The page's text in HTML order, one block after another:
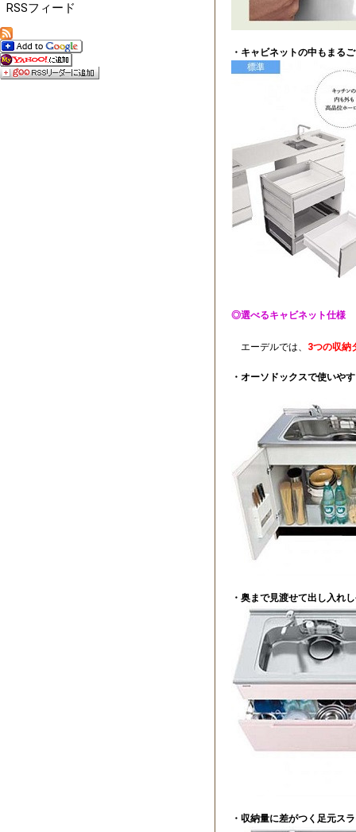
・キャビネットの中もまる
◎選べるキャビネット仕様
エーデルでは、 3つの収納
・オーソドックスで使いや
・奥まで見渡せて出し入れ
・収納量に差がつく足元ス
RSSフィード